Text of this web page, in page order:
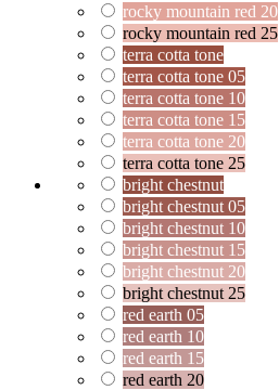
rocky mountain red 20
rocky mountain red 25
terra cotta tone
terra cotta tone 05
terra cotta tone 10
terra cotta tone 15
terra cotta tone 20
terra cotta tone 25
bright chestnut
bright chestnut 05
bright chestnut 10
bright chestnut 15
bright chestnut 20
bright chestnut 25
red earth 05
red earth 10
red earth 15
red earth 20